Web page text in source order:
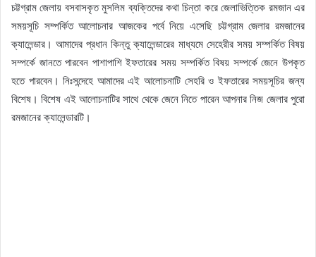
চট্টগ্রাম জেলায় বসবাসকৃত মুসলিম ব্যক্তিদের কথা চিন্তা করে জেলাভিত্তিক রমজান এর
সময়সূচি সম্পর্কিত আলোচনার আজকের পর্বে নিয়ে এসেছি চট্টগ্রাম জেলার রমজানের
ক্যালেন্ডার। আমাদের প্রধান কিন্তু ক্যালেন্ডারের মাধ্যমে সেহেরীর সময় সম্পর্কিত বিষয়
সম্পর্কে জানতে পারবেন পাশাপাশি ইফতারের সময় সম্পর্কিত বিষয় সম্পর্কে জেনে উপকৃত
হতে পারবেন। নিঃসন্দেহে আমাদের এই আলোচনাটি সেহরি ও ইফতারের সময়সূচির জন্য
বিশেষ। বিশেষ এই আলোচনাটির সাথে থেকে জেনে নিতে পারেন আপনার নিজ জেলার পুরো
রমজানের ক্যালেন্ডারটি।